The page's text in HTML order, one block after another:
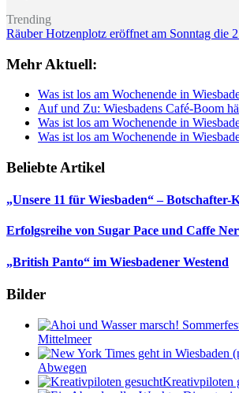
Trending
Räuber Hotzenplotz eröffnet am Sonntag die
Mehr Aktuell:
Was ist los am Wochenende in
Auf und Zu: Wiesbadens Café-Boom
Was ist los am Wochenende in
Was ist los am Wochenende in
Beliebte Artikel
„Unsere 11 für Wiesbaden“ – Botschafter-
Erfolgsreihe von Sugar Pace und Caffe
„British Panto“ im Wiesbadener Westend
Bilder
Mittelmeer
Abwegen
Kreativpiloten